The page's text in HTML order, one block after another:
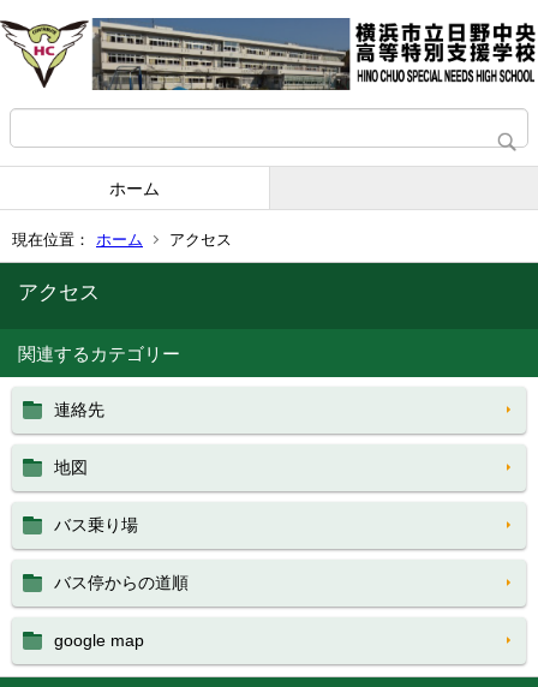
ホーム
現在位置： ホーム アクセス
アクセス
関連するカテゴリー
連絡先
地図
バス乗り場
バス停からの道順
google map